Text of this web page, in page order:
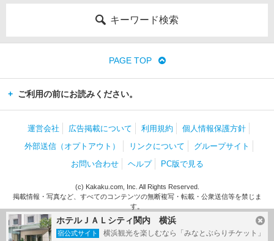
ホテルＪＡＬシティ関内 横浜
宿公式サイト
横浜観光を楽しむなら「みなとぶらりチケット」
キーワード検索
PAGE TOP
ご利用の前にお読みください。
運営会社 広告掲載について 利用規約
個人情報保護方針
外部送信（オプトアウト）
リンクについて
グループサイト
お問い合わせ
ヘルプ PC版で見る
(c) Kakaku.com, Inc. All Rights Reserved.
掲載情報・写真など、すべてのコンテンツの無断複写・転載・公衆送信等を禁じま
す。